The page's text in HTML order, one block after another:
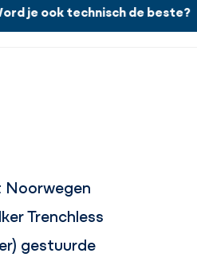
je ook technisch de beste?
Contact Werken bij Zoeken
Trenchless
gestuurde